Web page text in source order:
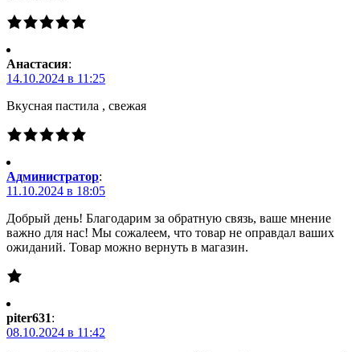
Анастасия:
14.10.2024 в 11:25
Вкусная пастила , свежая
Администратор:
11.10.2024 в 18:05
Добрый день! Благодарим за обратную связь, ваше мнение
важно для нас! Мы сожалеем, что товар не оправдал ваших
ожиданий. Товар можно вернуть в магазин.
piter631:
08.10.2024 в 11:42